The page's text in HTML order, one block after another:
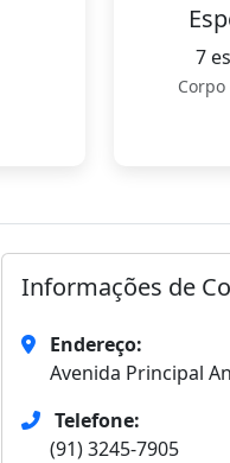
7
Informações de
Endereço:
Avenida Principal
Telefone:
(91) 3245-7905